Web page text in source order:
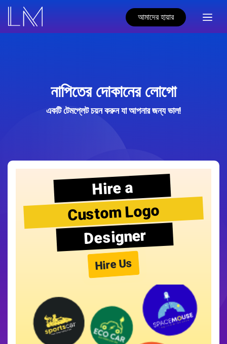
আমাদের হায়ার
নাপিতের দোকানের লোগো
একটি টেমপ্লেট চয়ন করুন যা আপনার জন্য ভাল!
Hire a
Custom Logo
Designer
Hire Us